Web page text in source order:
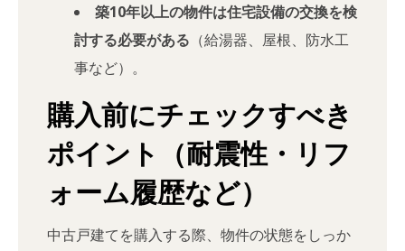
築10年以上の物件は住宅設備の交換を検
討する必要がある （給湯器、屋根、防水工
事など）。
購入前にチェックすべき
ポイント（耐震性・リフ
ォーム履歴など）
中古戸建てを購入する際、物件の状態をしっか